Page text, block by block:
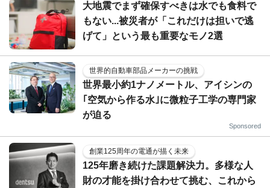
大地震でまず確保すべきは水でも食料で
もない...被災者が「これだけは担いで逃
げて」という最も重要なモノ2選
世界的自動車部品メーカーの挑戦
世界最小約1ナノメートル、アイシンの
｢空気から作る水｣に微粒子工学の専門家
が迫る
Sponsored
創業125周年の電通が描く未来
125年磨き続けた課題解決力。多様な人
財の才能を掛け合わせて挑む、これから